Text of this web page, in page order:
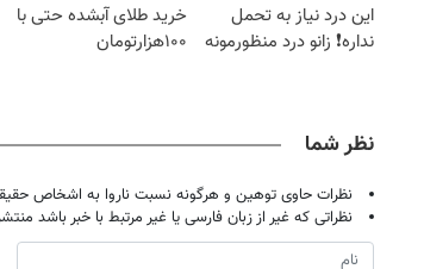
این درد نیاز به تحمل
خرید طلای آبشده حتی با
نظرات حاوی توهین و هرگونه نسبت ناروا به اشخاص
نظراتی که غیر از زبان فارسی یا غیر مرتبط با خبر باشد